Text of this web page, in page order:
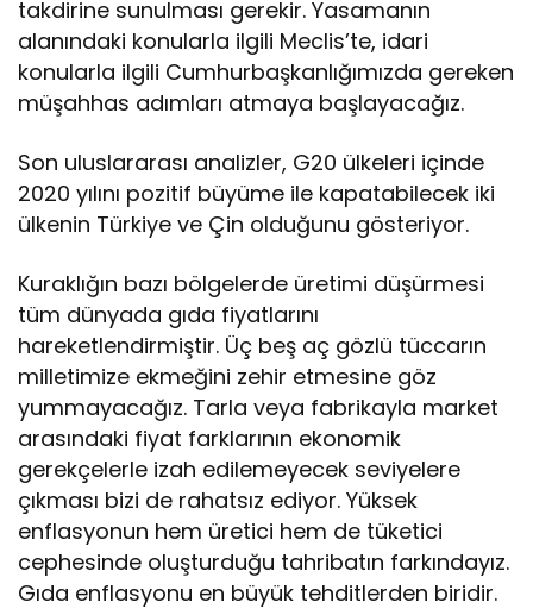
takdirine sunulması gerekir. Yasamanın
alanındaki konularla ilgili Meclis’te, idari
konularla ilgili Cumhurbaşkanlığımızda gereken
müşahhas adımları atmaya başlayacağız.
Son uluslararası analizler, G20 ülkeleri içinde
2020 yılını pozitif büyüme ile kapatabilecek iki
ülkenin Türkiye ve Çin olduğunu gösteriyor.
Kuraklığın bazı bölgelerde üretimi düşürmesi
tüm dünyada gıda fiyatlarını
hareketlendirmiştir. Üç beş aç gözlü tüccarın
milletimize ekmeğini zehir etmesine göz
yummayacağız. Tarla veya fabrikayla market
arasındaki fiyat farklarının ekonomik
gerekçelerle izah edilemeyecek seviyelere
çıkması bizi de rahatsız ediyor. Yüksek
enflasyonun hem üretici hem de tüketici
cephesinde oluşturduğu tahribatın farkındayız.
Gıda enflasyonu en büyük tehditlerden biridir.